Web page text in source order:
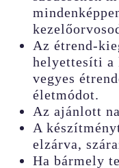
Az étrend-
helyettesíti a
vegyes
életmódot.
Az ajánlott
A
elzárva,
Ha bármely